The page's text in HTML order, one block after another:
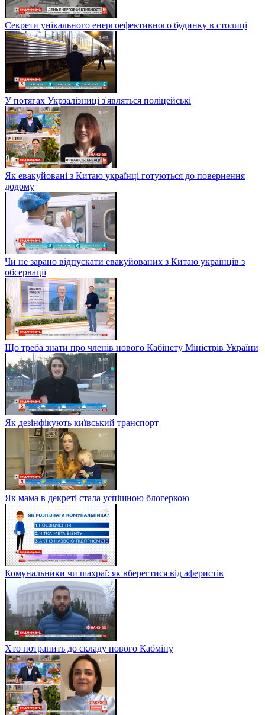
Секрети унікального енергоефективного будинку в столиці
У потягах Укрзалізниці з'являться поліцейські
Як евакуйовані з Китаю українці готуються до повернення
додому
Чи не зарано відпускати евакуйованих з Китаю українців з
обсервації
Що треба знати про членів нового Кабінету Міністрів України
Як дезінфікують київський транспорт
Як мама в декреті стала успішною блогеркою
Комунальники чи шахраї: як вберегтися від аферистів
Хто потрапить до складу нового Кабміну